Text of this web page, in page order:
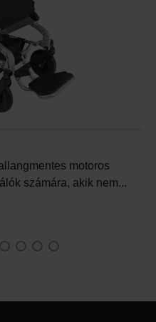
motoros
számára, akik nem...